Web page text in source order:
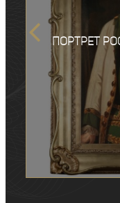
Портрет